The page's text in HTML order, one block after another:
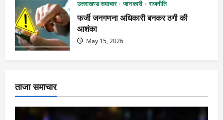
उत्तराखण्ड समाचार जानकारी राजनीति
फर्जी जनगणना अधिकारी बनकर ठगी की
आशंका
May 15, 2026
ताजा समाचार